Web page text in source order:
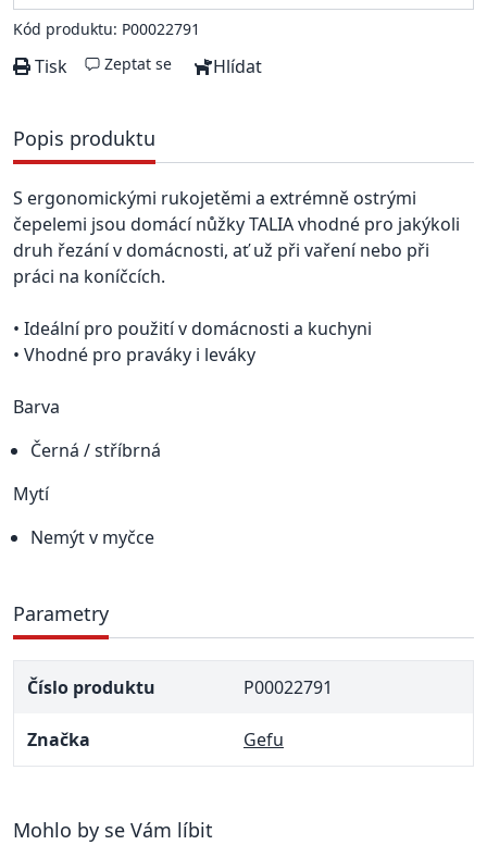
Kód produktu: P00022791
Tisk Zeptat se Hlídat
Popis produktu
S ergonomickými rukojetěmi a extrémně ostrými
čepelemi jsou domácí nůžky TALIA vhodné pro jakýkoli
druh řezání v domácnosti, ať už při vaření nebo při
práci na koníčcích.
• Ideální pro použití v domácnosti a kuchyni
• Vhodné pro praváky i leváky
Barva
Černá / stříbrná
Mytí
Nemýt v myčce
Parametry
Číslo produktu P00022791
Značka Gefu
Mohlo by se Vám líbit